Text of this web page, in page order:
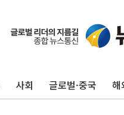
사회 글로벌·중국 해
주
구